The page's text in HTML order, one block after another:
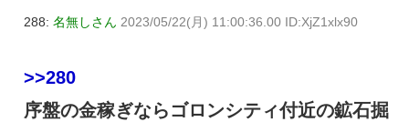
288: 名無しさん 2023/05/22(月) 11:00:36.00 ID:XjZ1xlx90
>>280
序盤の金稼ぎならゴロンシティ付近の鉱石掘